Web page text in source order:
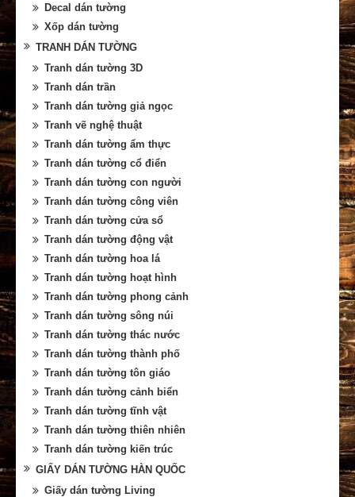
Decal dán tường
Xốp dán tường
TRANH DÁN TƯỜNG
Tranh dán tường 3D
Tranh dán trần
Tranh dán tường giả ngọc
Tranh vẽ nghệ thuật
Tranh dán tường ẩm thực
Tranh dán tường cổ điển
Tranh dán tường con người
Tranh dán tường công viên
Tranh dán tường cửa sổ
Tranh dán tường động vật
Tranh dán tường hoa lá
Tranh dán tường hoạt hình
Tranh dán tường phong cảnh
Tranh dán tường sông núi
Tranh dán tường thác nước
Tranh dán tường thành phố
Tranh dán tường tôn giáo
Tranh dán tường cảnh biển
Tranh dán tường tĩnh vật
Tranh dán tường thiên nhiên
Tranh dán tường kiến trúc
GIẤY DÁN TƯỜNG HÀN QUỐC
Giấy dán tường Living